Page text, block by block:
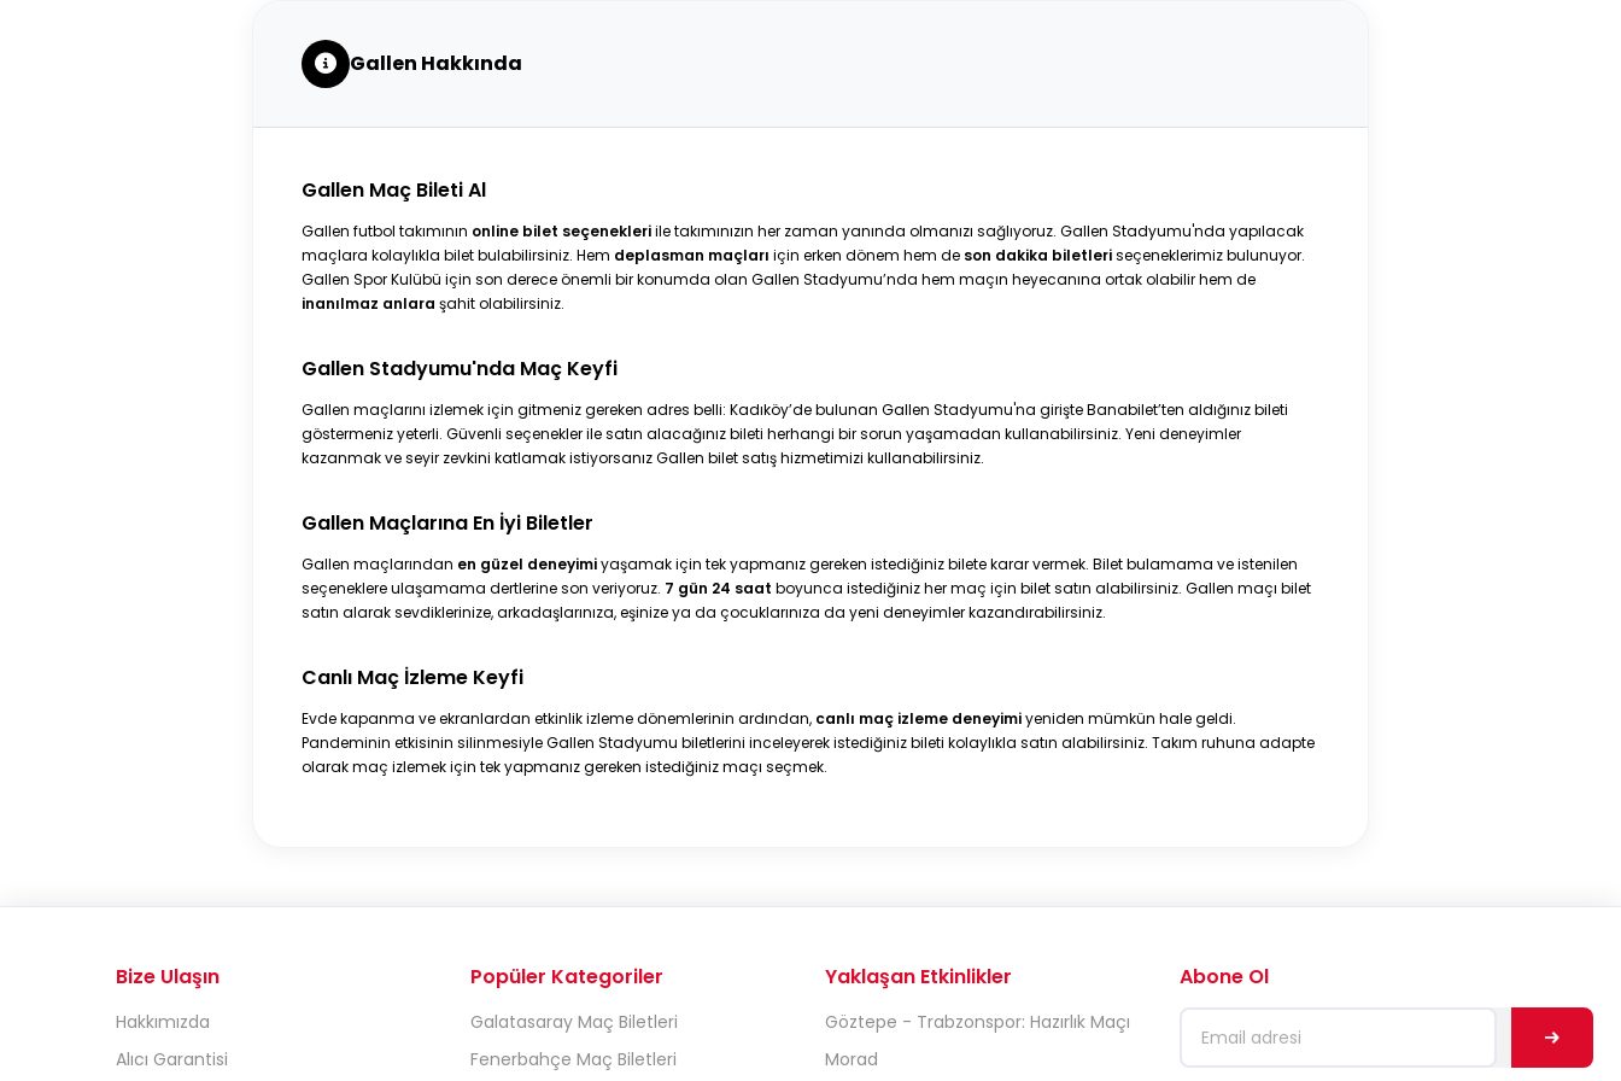
Gallen Hakkında
Gallen Maç Bileti Al
Gallen futbol takımının online bilet seçenekleriile takımınızın her zaman yanında olmanızı sağlıyoruz. Gallen Stadyumu'nda yapılacak
maçlara kolaylıkla bilet bulabilirsiniz. Hem deplasman maçları için erken dönem hem de son dakika biletleriseçeneklerimiz bulunuyor.
Gallen Spor Kulübü için son derece önemli bir konumda olan Gallen Stadyumu’nda hem maçın heyecanına ortak olabilir hem de
inanılmaz anlara şahit olabilirsiniz.
Gallen Stadyumu'nda Maç Keyfi
Gallen maçlarını izlemek için gitmeniz gereken adres belli: Kadıköy’de bulunan Gallen Stadyumu'na girişte Banabilet’ten aldığınız bileti
göstermeniz yeterli. Güvenli seçenekler ile satın alacağınız bileti herhangi bir sorun yaşamadan kullanabilirsiniz. Yeni deneyimler
kazanmak ve seyir zevkini katlamak istiyorsanız Gallen bilet satış hizmetimizi kullanabilirsiniz.
Gallen Maçlarına En İyi Biletler
Gallen maçlarından en güzel deneyimiyaşamak için tek yapmanız gereken istediğiniz bilete karar vermek. Bilet bulamama ve istenilen
seçeneklere ulaşamama dertlerine son veriyoruz. 7 gün 24 saat boyunca istediğiniz her maç için bilet satın alabilirsiniz. Gallen maçı bilet
satın alarak sevdiklerinize, arkadaşlarınıza, eşinize ya da çocuklarınıza da yeni deneyimler kazandırabilirsiniz.
Canlı Maç İzleme Keyfi
Evde kapanma ve ekranlardan etkinlik izleme dönemlerinin ardından, canlı maç izleme deneyimiyeniden mümkün hale geldi.
Pandeminin etkisinin silinmesiyle Gallen Stadyumu biletlerini inceleyerek istediğiniz bileti kolaylıkla satın alabilirsiniz. Takım ruhuna adapte
olarak maç izlemek için tek yapmanız gereken istediğiniz maçı seçmek.
Bize Ulaşın
Hakkımızda
Alıcı Garantisi
Popüler Kategoriler
Galatasaray Maç Biletleri
Fenerbahçe Maç Biletleri
Yaklaşan Etkinlikler
Göztepe - Trabzonspor: Hazırlık Maçı
Morad
Abone Ol